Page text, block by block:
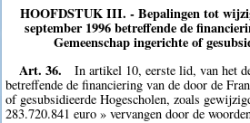
HOOFDSTUK III. - Bepalingen tot
september 1996 betreffende de
Gemeenschap ingerichte of
Art. 36.
In artikel 10, eerste lid, van het
betreffende de financiering van de door de
of gesubsidieerde Hogescholen, zoals
283.720.841 euro » vervangen door de